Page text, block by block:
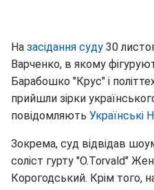
На засідання суду 30
Варченко, в якому
Барабошко "Крус" і
прийшли зірки
повідомляють Українські
Зокрема, суд відвідав
соліст гурту "O.Torvald"
Корогодський. Крім того,